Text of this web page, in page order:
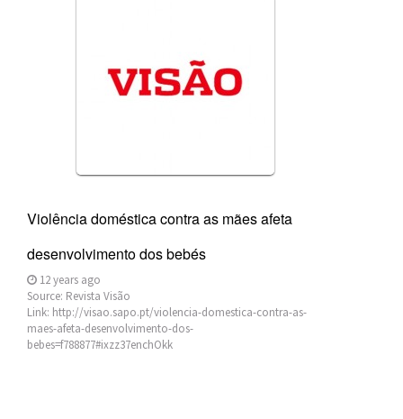
Violência doméstica contra as mães afeta
desenvolvimento dos bebés
12 years ago
Source: Revista Visão
Link: http://visao.sapo.pt/violencia-domestica-contra-as-
maes-afeta-desenvolvimento-dos-
bebes=f788877#ixzz37enchOkk